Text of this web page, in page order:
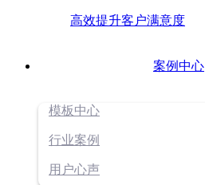
高效提升客户满意度
案例中心
模板中心
行业案例
用户心声